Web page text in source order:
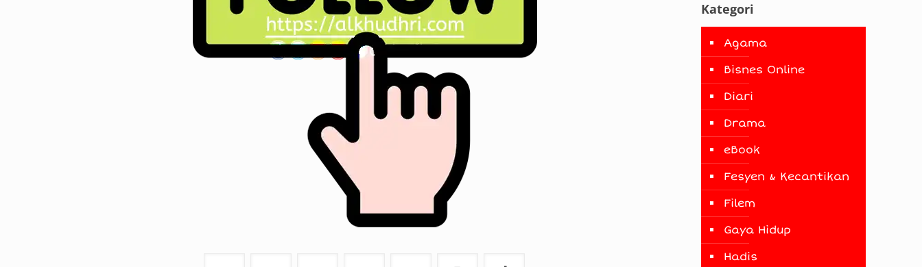
Kategori
Agama
Bisnes Online
Diari
Drama
eBook
Fesyen & Kecantikan
Filem
Gaya Hidup
Hadis